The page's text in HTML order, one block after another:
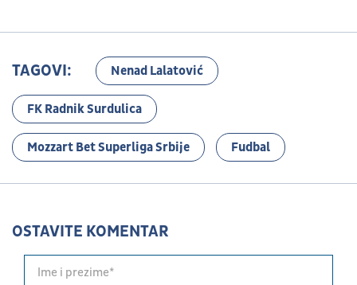
TAGOVI: Nenad Lalatović
FK Radnik Surdulica
Mozzart Bet Superliga Srbije Fudbal
OSTAVITE KOMENTAR